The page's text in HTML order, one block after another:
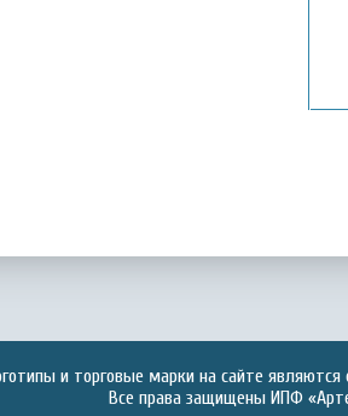
и торговые марки на сайте
Все права защищены ИПФ